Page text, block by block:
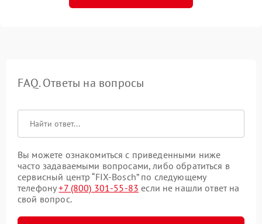
FAQ. Ответы на вопросы
Вы можете ознакомиться с приведенными ниже
часто задаваемыми вопросами, либо обратиться в
сервисный центр “FIX-Bosch” по следующему
телефону+7 (800) 301-55-83 если не нашли ответ на
свой вопрос.